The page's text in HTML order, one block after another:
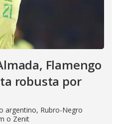
Flamengo
robusta por
argentino, Rubro-Negro
o Zenit